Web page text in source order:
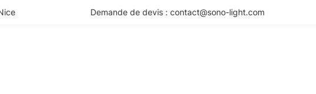
Demande de devis : contact@sono-light.com